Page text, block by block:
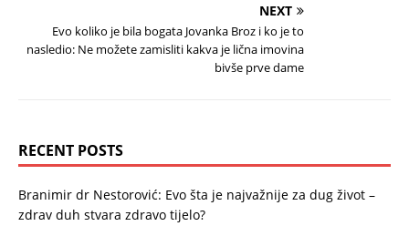
NEXT
Evo koliko je bila bogata Jovanka Broz i ko je to
nasledio: Ne možete zamisliti kakva je lična imovina
bivše prve dame
RECENT POSTS
Branimir dr Nestorović: Evo šta je najvažnije za dug život –
zdrav duh stvara zdravo tijelo?